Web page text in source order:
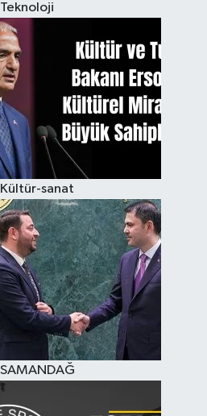
Teknoloji
Kültür-sanat
SAMANDAĞ